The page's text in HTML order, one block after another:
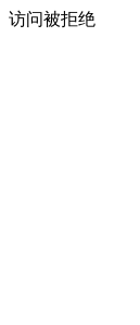
访问被拒绝